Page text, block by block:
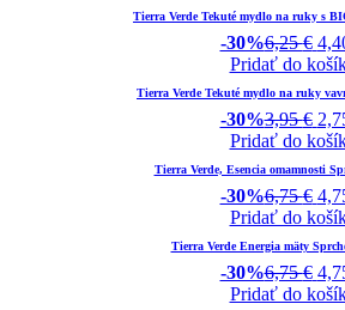
Tierra Verde Tekuté mydlo na ruky s
-30%6,25€
Pridať do
Tierra Verde Tekuté mydlo na ruky
-30%3,95€
Pridať do
Tierra Verde, Esencia omamnosti
-30%6,75€
Pridať do
Tierra Verde Energia mäty
-30%6,75€
Pridať do